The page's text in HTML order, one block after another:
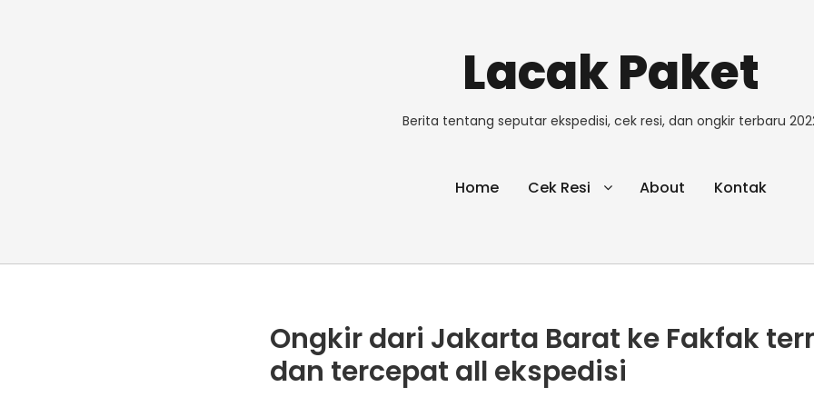
Lacak Paket
Berita tentang seputar ekspedisi, cek resi, dan ongkir terbaru
Home Cek Resi About Kontak
Ongkir dari Jakarta Barat ke Fakfak
dan tercepat all ekspedisi